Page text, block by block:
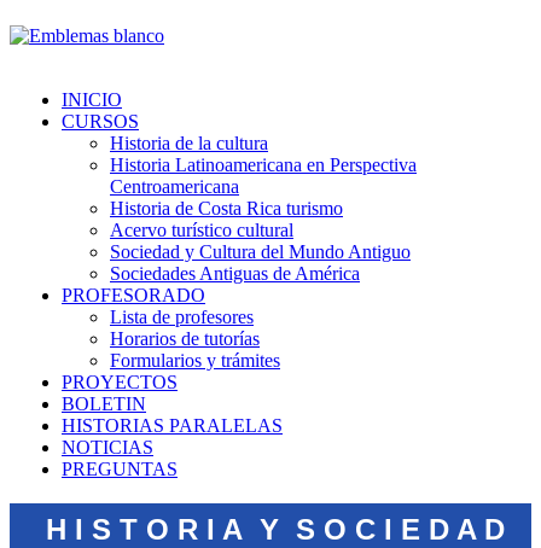
INICIO
CURSOS
Historia de la cultura
Historia Latinoamericana en Perspectiva
Centroamericana
Historia de Costa Rica turismo
Acervo turístico cultural
Sociedad y Cultura del Mundo Antiguo
Sociedades Antiguas de América
PROFESORADO
Lista de profesores
Horarios de tutorías
Formularios y trámites
PROYECTOS
BOLETIN
HISTORIAS PARALELAS
NOTICIAS
PREGUNTAS
H I S T O R I A Y S O C I E D A D